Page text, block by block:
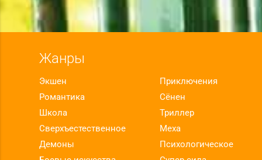
Жанры
Экшен Приключения
Романтика
Сёнен
Школа
Триллер
Сверхъестественное
Меха
Демоны
Психологическое